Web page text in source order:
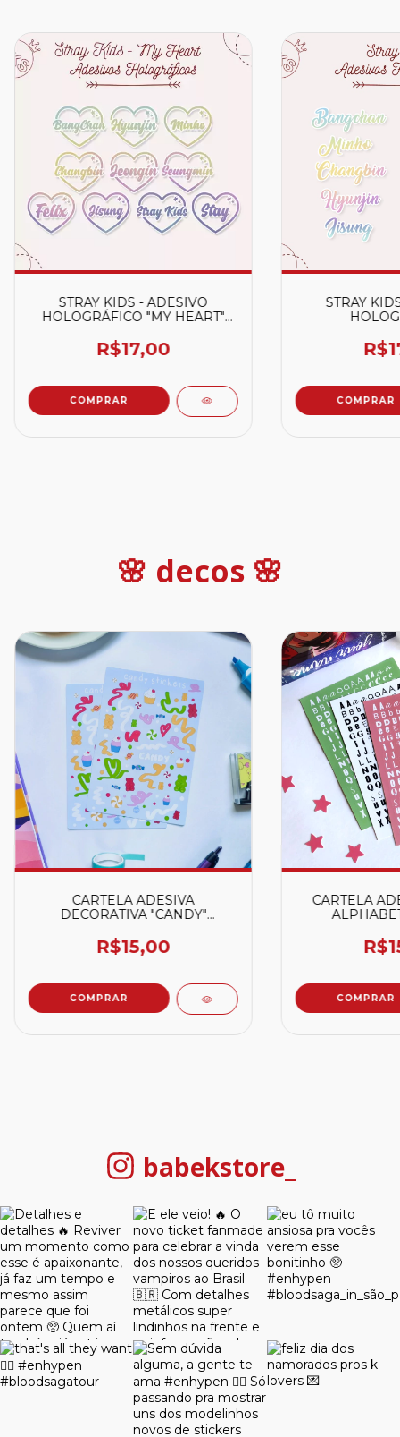
STRAY KIDS - ADESIVO
HOLOGRÁFICO "MY HEART"
R$17,00
COMPRAR
STRAY
COMPRAR
🌸 decos 🌸
CARTELA ADESIVA
DECORATIVA "CANDY"
R$15,00
CARTELA
COMPRAR
babekstore_